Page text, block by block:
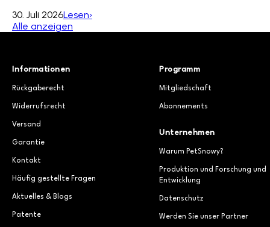
30. Juli 2026Lesen›
Alle anzeigen
Informationen
Rückgaberecht
Widerrufsrecht
Versand
Garantie
Kontakt
Häufig gestellte Fragen
Aktuelles & Blogs
Patente
Programm
Mitgliedschaft
Abonnements
Unternehmen
Warum PetSnowy?
Produktion und Forschung und
Entwicklung
Datenschutz
Werden Sie unser Partner